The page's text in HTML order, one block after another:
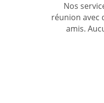
Nos
réunion avec
amis.